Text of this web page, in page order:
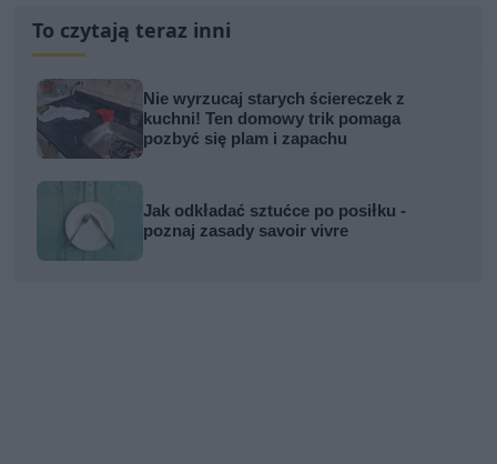
To czytają teraz inni
Nie wyrzucaj starych ściereczek z
kuchni! Ten domowy trik pomaga
pozbyć się plam i zapachu
Jak odkładać sztućce po posiłku -
poznaj zasady savoir vivre